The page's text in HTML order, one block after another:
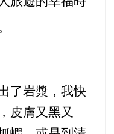
了岩漿，我快
皮膚又黑又